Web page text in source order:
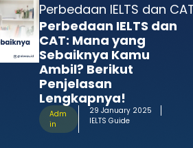
Perbedaan IELTS dan
Perbedaan IELTS dan
CAT: Mana yang
Sebaiknya Kamu
Ambil? Berikut
Penjelasan
Lengkapnya!
Adm
in
29 January 2025
IELTS Guide